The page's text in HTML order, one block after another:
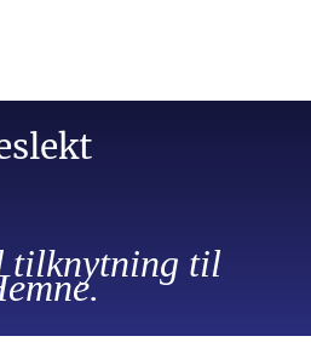
tilknytning til